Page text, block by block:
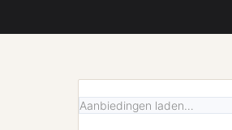
Aanbiedingen laden…